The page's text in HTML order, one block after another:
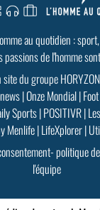
au quotidien :
passions de l'homme
site du groupe
|Onze Mondial|
Sports|POSITIVR|
Menlife|LifeXplorer|
-politique
l'équipe